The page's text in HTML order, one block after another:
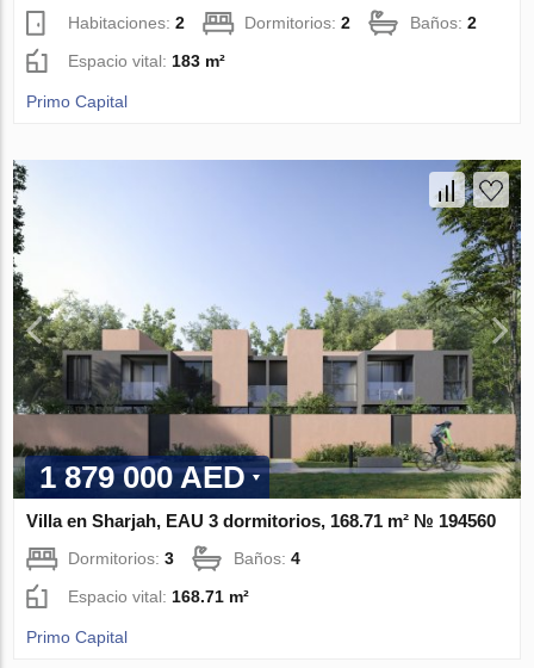
Habitaciones:2 Dormitorios:2 Baños:2
Espacio vital: 183 m²
Primo Capital
1 879 000 AED
Villa en Sharjah, EAU 3 dormitorios, 168.71 m² № 194560
Dormitorios:3 Baños:4
Espacio vital: 168.71 m²
Primo Capital